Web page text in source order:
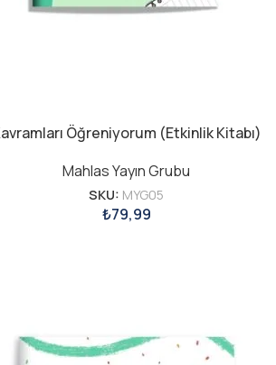
Öğreniyorum (Etkinlik Kitabı)
Mahlas Yayın Grubu
SKU: MYG05
₺79,99